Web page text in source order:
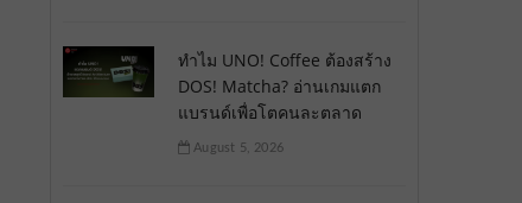
ทำไม UNO! Coffee ต้องสร้าง
DOS! Matcha? อ่านเกมแตก
แบรนด์เพื่อโตคนละตลาด
August 5, 2026